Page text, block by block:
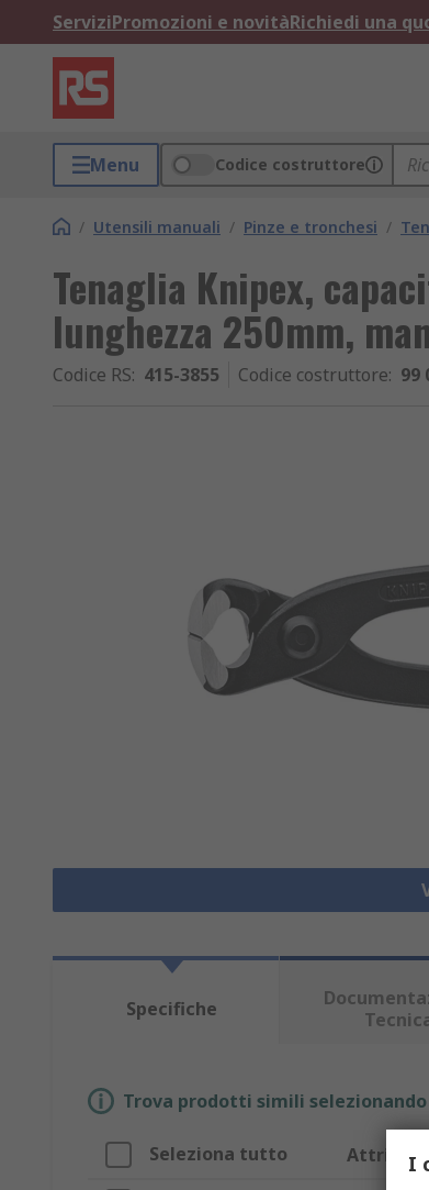
ServiziPromozioni e novitàRichiedi una
Menu Codice costruttore
/ Utensili manuali / Pinze e tronchesi /
Tenaglia Knipex,
lunghezza 250mm,
Codice RS: 415-3855 Codice costruttore: 99
Specifiche
Trova prodotti simili
Seleziona tutto I